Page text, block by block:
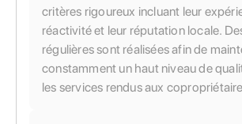
critères rigoureux incluant leur
réactivité et leur réputation locale.
régulières sont réalisées afin de
constamment un haut niveau de
les services rendus aux